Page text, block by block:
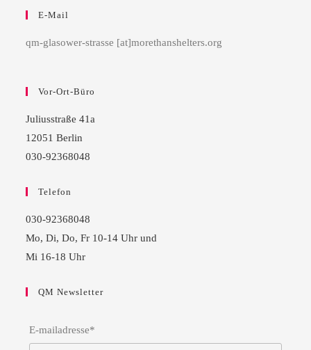
E-Mail
qm-glasower-strasse [at]morethanshelters.org
Vor-Ort-Büro
Juliusstraße 41a
12051 Berlin
030-92368048
Telefon
030-92368048
Mo, Di, Do, Fr 10-14 Uhr und
Mi 16-18 Uhr
QM Newsletter
E-mailadresse*